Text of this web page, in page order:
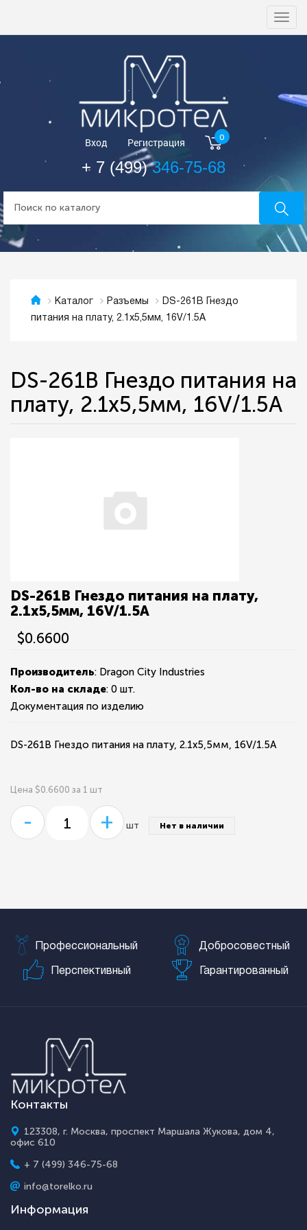
Вход Регистрация 0
+ 7 (499)346-75-68
Каталог Разъемы
DS-261B Гнездо
питания на плату, 2.1х5,5мм, 16V/1.5A
DS-261B Гнездо питания на
плату, 2.1х5,5мм, 16V/1.5A
DS-261B Гнездо питания на плату,
2.1х5,5мм, 16V/1.5A
$0.6600
Производитель: Dragon City Industries
Кол-во на складе: 0 шт.
Документация по изделию
DS-261B Гнездо питания на плату, 2.1х5,5мм, 16V/1.5A
Цена $0.6600 за 1 шт
- + шт Нет в наличии
Профессиональный Добросовестный
Перспективный Гарантированный
Контакты
123308, г. Москва, проспект Маршала Жукова, дом 4,
офис 610
+ 7 (499) 346-75-68
info@torelko.ru
Информация